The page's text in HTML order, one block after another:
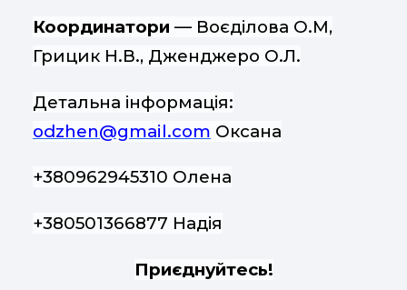
Координатори — Воєділова О.М,
Грицик Н.В., Дженджеро О.Л.
Детальна інформація:
odzhen@gmail.com Оксана
+380962945310 Олена
+380501366877 Надія
Приєднуйтесь!